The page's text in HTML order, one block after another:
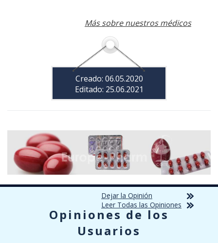
Más sobre nuestros médicos
Creado: 06.05.2020
Editado: 25.06.2021
Opiniones de los
Usuarios
Dejar la Opinión
Leer Todas las Opiniones